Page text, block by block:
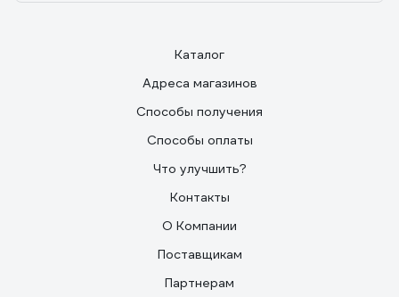
Каталог
Адреса магазинов
Способы получения
Способы оплаты
Что улучшить?
Контакты
О Компании
Поставщикам
Партнерам